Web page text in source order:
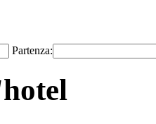
Partenza: